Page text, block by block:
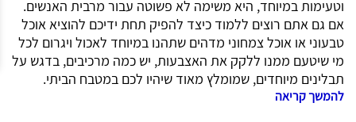
וטעימות במיוחד, היא משימה לא פשוטה עבור מרבית האנשים.
אם גם אתם רוצים ללמוד כיצד להפיק תחת ידיכם להוציא אוכל
טבעוני או אוכל צמחוני מדהים שתהנו במיוחד לאכול ויגרום לכל
מי שיטעם ממנו ללקק את האצבעות, יש כמה מרכיבים, בדגש על
תבלינים מיוחדים, שמומלץ מאוד שיהיו לכם במטבח הביתי.
להמשך קריאה